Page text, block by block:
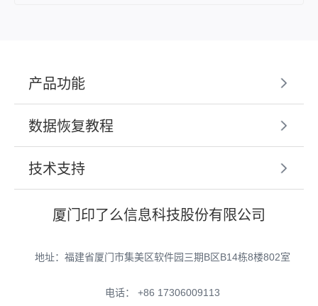
产品功能
数据恢复教程
技术支持
厦门印了么信息科技股份有限公司
地址：福建省厦门市集美区软件园三期B区B14栋8楼802室
电话： +86 17306009113